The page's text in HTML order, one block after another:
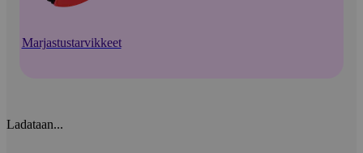
Marjastustarvikkeet
Ladataan...